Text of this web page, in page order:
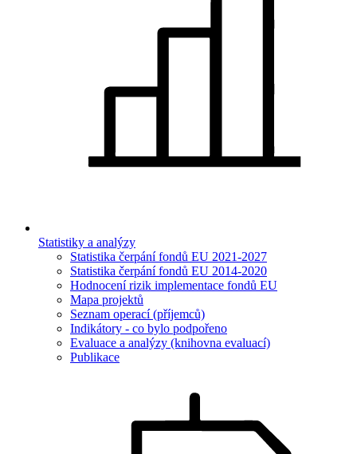
Statistiky a analýzy
Statistika čerpání fondů EU 2021-2027
Statistika čerpání fondů EU 2014-2020
Hodnocení rizik implementace fondů EU
Mapa projektů
Seznam operací (příjemců)
Indikátory - co bylo podpořeno
Evaluace a analýzy (knihovna evaluací)
Publikace